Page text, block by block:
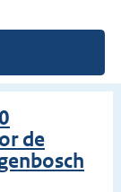
de